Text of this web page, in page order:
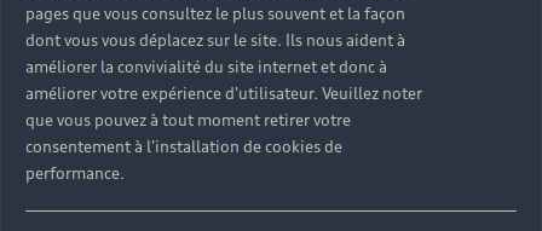
pages que vous consultez le plus souvent et la façon
dont vous vous déplacez sur le site. Ils nous aident à
améliorer la convivialité du site internet et donc à
améliorer votre expérience d'utilisateur. Veuillez noter
que vous pouvez à tout moment retirer votre
consentement à l'installation de cookies de
performance.